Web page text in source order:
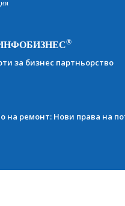
®
за бизнес партньорство
на ремонт: Нови права на